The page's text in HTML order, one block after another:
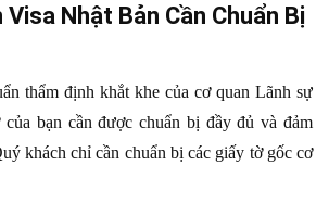
Nhật Bản Cần Chuẩn Bị
thẩm định khắt khe của cơ quan Lãnh sự
bạn cần được chuẩn bị đầy đủ và đảm
khách chỉ cần chuẩn bị các giấy tờ gốc cơ